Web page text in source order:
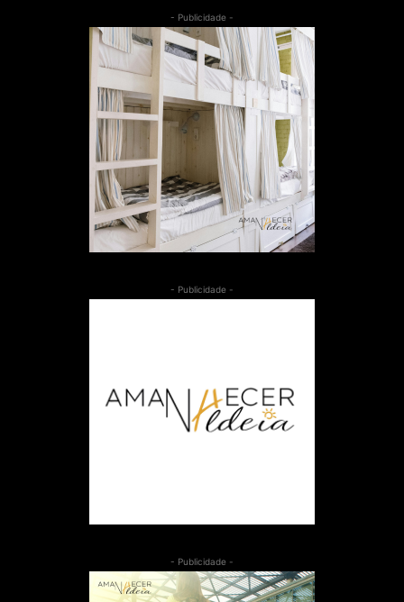
- Publicidade -
- Publicidade -
- Publicidade -